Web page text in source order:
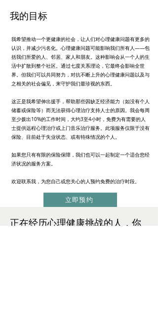
我的目标
我希望推动一个更健康的社会，让人们对心理健康问题有更多的
认识，并减少污名化。心理健康问题可能影响我们所有人——包
括我们所爱的人、邻居、家人和朋友。这种影响会从一个人的生
活中扩散到整个社区。通过七度关系理论，它最终会影响全世
界。但我们可以共同努力，对抗不断上升的心理健康问题以及与
之相关的社会偏见，来守护我们最珍视的东西。
这正是我希望伸出援手，帮助那些因缺乏经济能力（如没有个人
储蓄或保险等）而无法获得心理治疗支持人士的原因。我会每周
至少拨出10%的工作时间，大约3至4小时，免费为有需要的人
士提供远程心理治疗或上门音乐治疗服务。此项服务仅限于没有
保险、目前处于失业状态、或有特殊情况的个人。
如果您只有有限的保险保障，我们也可以一起制定一个适合您经
济状况的服务方案。
欢迎联系我，为您自己或您关心的人预约免费的治疗时段。
立即预约
正在经历心理健康挑战的人，你